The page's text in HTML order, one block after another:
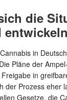
die
in
Pläne der
in
der Prozess eher
Gesetze, die